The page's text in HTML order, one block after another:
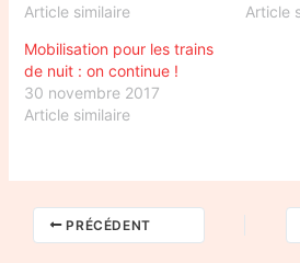
Article similaire
Article
Mobilisation pour les trains
de nuit : on continue !
30 novembre 2017
Article similaire
PRÉCÉDENT